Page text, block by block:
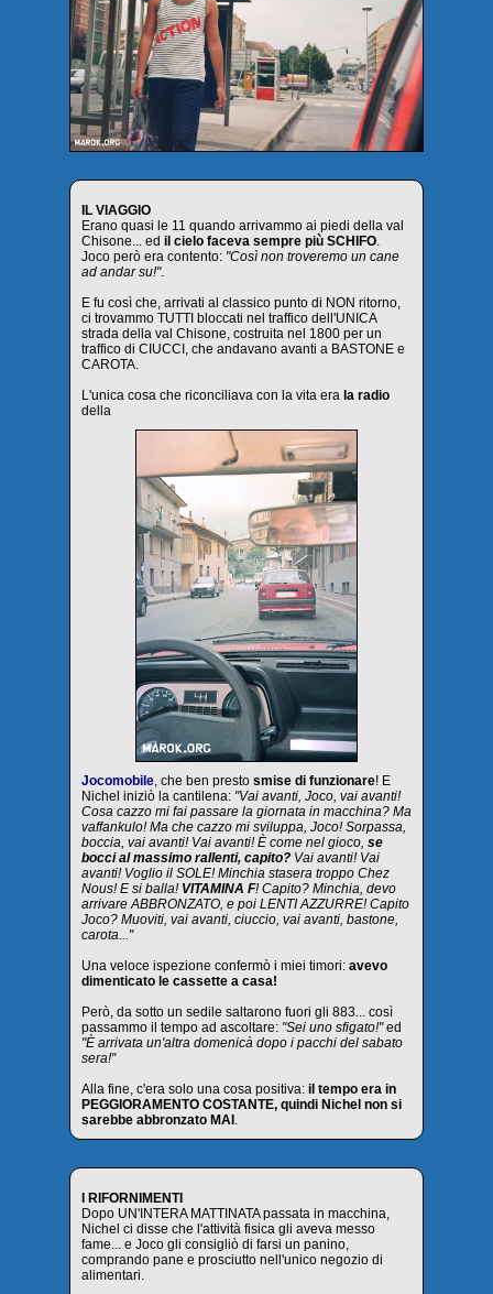
IL VIAGGIO
Erano quasi le 11 quando arrivammo ai piedi della val
Chisone... ed il cielo faceva sempre più SCHIFO.
Joco però era contento: "Così non troveremo un cane
ad andar su!".
E fu così che, arrivati al classico punto di NON ritorno,
ci trovammo TUTTI bloccati nel traffico dell'UNICA
strada della val Chisone, costruita nel 1800 per un
traffico di CIUCCI, che andavano avanti a BASTONE e
CAROTA.
L'unica cosa che riconciliava con la vita era la radio
della
Jocomobile, che ben presto smise di funzionare! E
Nichel iniziò la cantilena: "Vai avanti, Joco, vai avanti!
Cosa cazzo mi fai passare la giornata in macchina? Ma
vaffankulo! Ma che cazzo mi sviluppa, Joco! Sorpassa,
boccia, vai avanti! Vai avanti! È come nel gioco, se
bocci al massimo rallenti, capito? Vai avanti! Vai
avanti! Voglio il SOLE! Minchia stasera troppo Chez
Nous! E si balla! VITAMINA F! Capito? Minchia, devo
arrivare ABBRONZATO, e poi LENTI AZZURRE! Capito
Joco? Muoviti, vai avanti, ciuccio, vai avanti, bastone,
carota..."
Una veloce ispezione confermò i miei timori: avevo
dimenticato le cassette a casa!
Però, da sotto un sedile saltarono fuori gli 883... così
passammo il tempo ad ascoltare: "Sei uno sfigato!"ed
"È arrivata un'altra domenicà dopo i pacchi del sabato
sera!"
Alla fine, c'era solo una cosa positiva: il tempo era in
PEGGIORAMENTO COSTANTE, quindi Nichel non si
sarebbe abbronzato MAI .
I RIFORNIMENTI
Dopo UN'INTERA MATTINATA passata in macchina,
Nichel ci disse che l'attività fisica gli aveva messo
fame... e Joco gli consigliò di farsi un panino,
comprando pane e prosciutto nell'unico negozio di
alimentari.